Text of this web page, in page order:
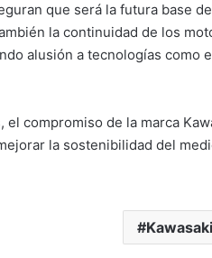
que será la futura base
la continuidad de los
alusión a tecnologías
el compromiso de la marca
la sostenibilidad del